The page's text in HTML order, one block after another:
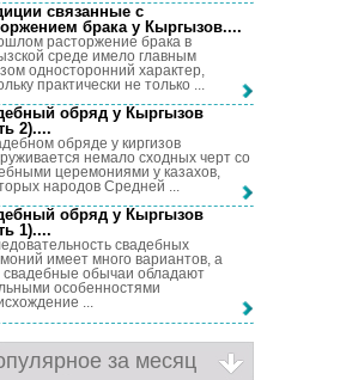
связанные с
брака у Кыргызов....
расторжение брака в
среде имело главным
односторонний характер,
практически не только ...
обряд у Кыргызов
2)....
обряде у киргизов
немало сходных черт со
церемониями у казахов,
народов Средней ...
обряд у Кыргызов
1)....
свадебных
имеет много вариантов, а
свадебные обычаи обладают
особенностями
...
за месяц